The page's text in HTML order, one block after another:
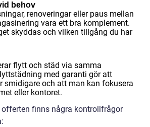
behov
renoveringar eller paus mellan
vara ett bra komplement.
skyddas och vilken tillgång du har
flytt och städ via samma
med garanti gör att
smidigare och att man kan fokusera
eller kontoret.
offerten finns några kontrollfrågor